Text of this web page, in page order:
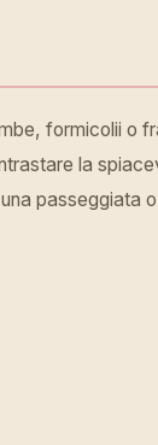
formicolii o
la
passeggiata